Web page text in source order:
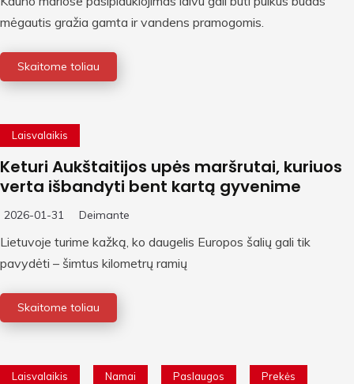
mėgautis gražia gamta ir vandens pramogomis.
Skaitome toliau
Laisvalaikis
Keturi Aukštaitijos upės maršrutai, kuriuos
verta išbandyti bent kartą gyvenime
2026-01-31 Deimante
Lietuvoje turime kažką, ko daugelis Europos šalių gali tik
pavydėti – šimtus kilometrų ramių
Skaitome toliau
Laisvalaikis Namai Paslaugos Prekės